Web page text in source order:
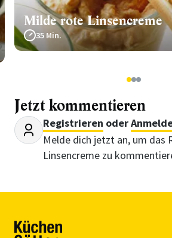
Milde rote Linsencreme
35 Min.
123
Jetzt kommentieren
Registrieren oder
Melde dich jetzt an, um das
Linsencreme zu